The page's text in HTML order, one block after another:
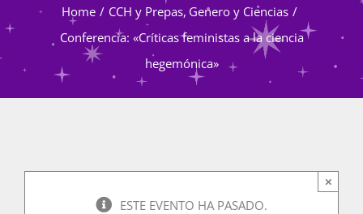
Programas
Atención de la violencia de género
Home CCH y Prepas Genero y Ciencias
Conferencia: «Críticas feministas a la ciencia
hegemónica»
ESTE EVENTO HA PASADO.
×